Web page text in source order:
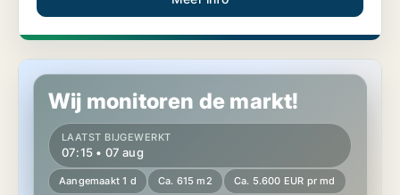
Productie in Linz, Oberösterreich
Wij monitoren de markt!
LAATST BIJGEWERKT
07:15 • 07 aug
Aangemaakt 1 d Ca. 615 m2 Ca. 5.600 EUR pr md